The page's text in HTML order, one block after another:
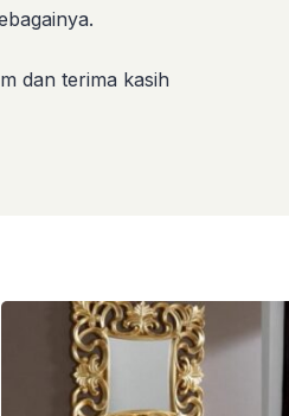
dan terima kasih